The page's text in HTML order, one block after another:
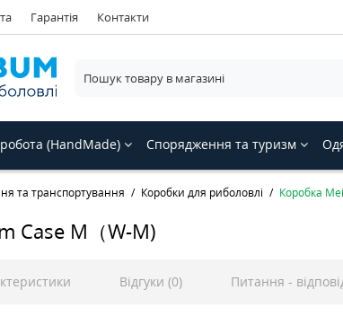
Гарантія Контакти
(HandMade) Спорядження та туризм
та транспортування Коробки для риболовлі Коробка
Case M（W-M)
Відгуки (0) Питання -